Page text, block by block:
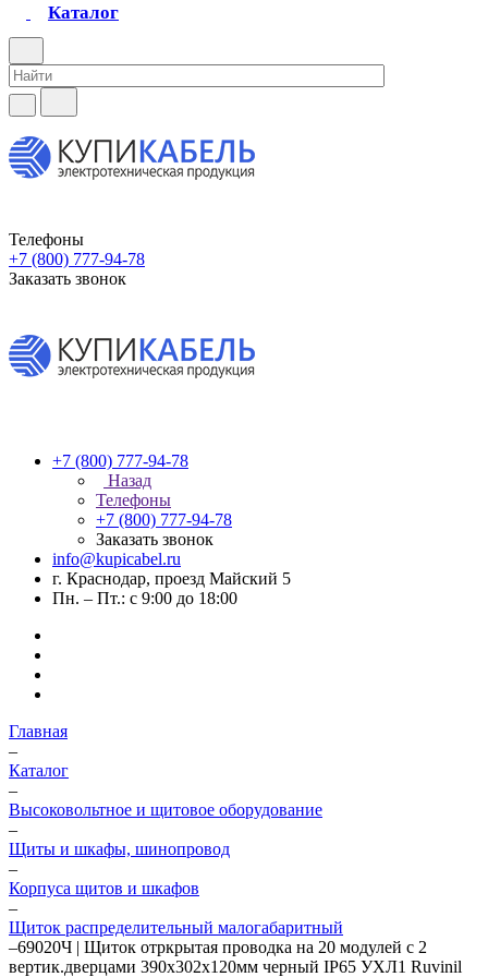
Каталог
Телефоны
+7 (800) 777-94-78
Заказать звонок
+7 (800) 777-94-78
Назад
Телефоны
+7 (800) 777-94-78
Заказать звонок
info@kupicabel.ru
г. Краснодар, проезд Майский 5
Пн. – Пт.: с 9:00 до 18:00
Главная
–
Каталог
–
Высоковольтное и щитовое оборудование
–
Щиты и шкафы, шинопровод
–
Корпуса щитов и шкафов
–
Щиток распределительный малогабаритный
–69020Ч | Щиток отркрытая проводка на 20 модулей с 2
вертик.дверцами 390х302х120мм черный IP65 УХЛ1 Ruvinil